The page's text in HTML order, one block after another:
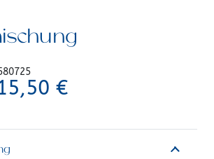
€
€Aktueller
ist: